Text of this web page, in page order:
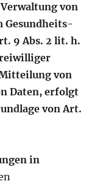
von
Gesundheits-
9 Abs. 2 lit. h.
von
Daten, erfolgt
von Art.
in